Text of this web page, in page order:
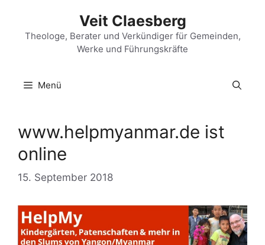
springen
Veit Claesberg
Theologe, Berater und Verkündiger für Gemeinden,
Werke und Führungskräfte
Menü
www.helpmyanmar.de ist
online
15. September 2018